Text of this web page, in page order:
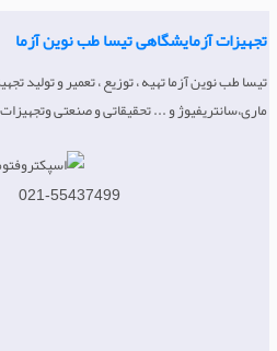
تجهیزات آزمایشگاهی تیسا طب نوین آزما
تیسا طب نوین آزما تهیه ، توزیع ، تعمیر و تولید
ماری،سانتریفیوژ و ... تحقیقاتی و صنعتی
021-55437499